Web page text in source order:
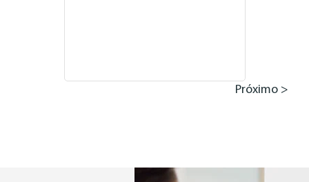
Próximo >